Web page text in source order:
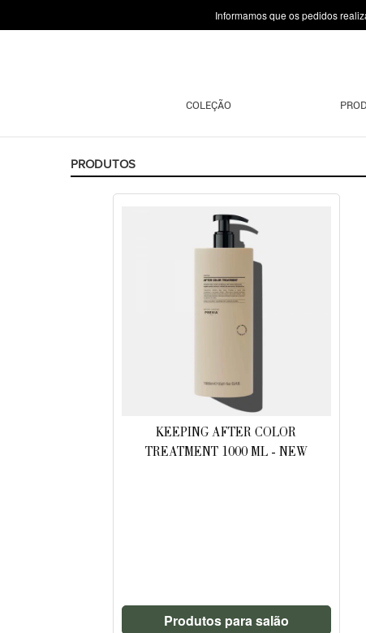
Informamos que os pedidos
COLEÇÃO
PRODUTOS
KEEPING AFTER COLOR
TREATMENT 1000 ML - NEW
Produtos para salão